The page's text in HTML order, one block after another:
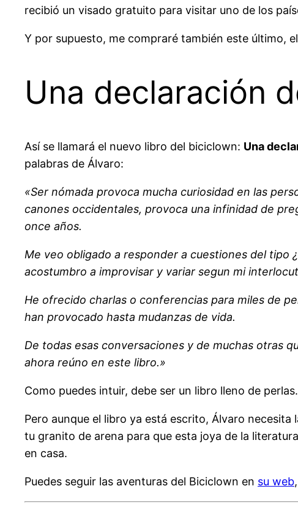
recibió un visado gratuito para visitar uno de los
Y por supuesto, me compraré también este último,
Una declaración
Así se llamará el nuevo libro del biciclown: Una
palabras de Álvaro:
«Ser nómada provoca mucha curiosidad en las
canones occidentales, provoca una infinidad de
once años.
Me veo obligado a responder a cuestiones del tipo
acostumbro a improvisar y variar segun mi
He ofrecido charlas o conferencias para miles de
han provocado hasta mudanzas de vida.
De todas esas conversaciones y de muchas otras
ahora reúno en este libro.»
Como puedes intuir, debe ser un libro lleno de
Pero aunque el libro ya está escrito, Álvaro
tu granito de arena para que esta joya de la
en casa.
Puedes seguir las aventuras del Biciclown en su web